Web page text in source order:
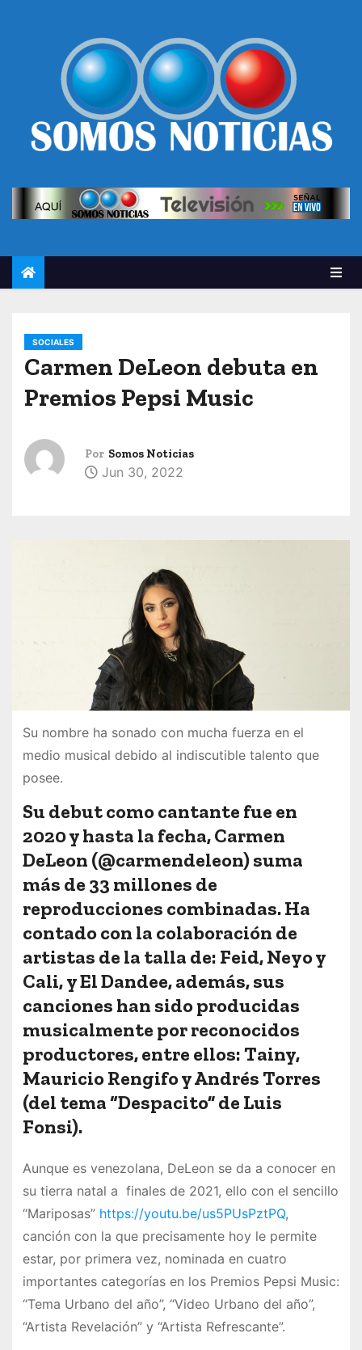
SOCIALES
Carmen DeLeon debuta en
Premios Pepsi Music
Por Somos Noticias
Jun 30, 2022
Su nombre ha sonado con mucha fuerza en el
medio musical debido al indiscutible talento que
posee.
Su debut como cantante fue en
2020 y hasta la fecha, Carmen
DeLeon (@carmendeleon) suma
más de 33 millones de
reproducciones combinadas. Ha
contado con la colaboración de
artistas de la talla de: Feid, Neyo y
Cali, y El Dandee, además, sus
canciones han sido producidas
musicalmente por reconocidos
productores, entre ellos: Tainy,
Mauricio Rengifo y Andrés Torres
(del tema “Despacito” de Luis
Fonsi).
Aunque es venezolana, DeLeon se da a conocer en
su tierra natal a finales de 2021, ello con el sencillo
“Mariposas” https://youtu.be/us5PUsPztPQ,
canción con la que precisamente hoy le permite
estar, por primera vez, nominada en cuatro
importantes categorías en los Premios Pepsi Music:
“Tema Urbano del año”, “Video Urbano del año”,
“Artista Revelación” y “Artista Refrescante”.